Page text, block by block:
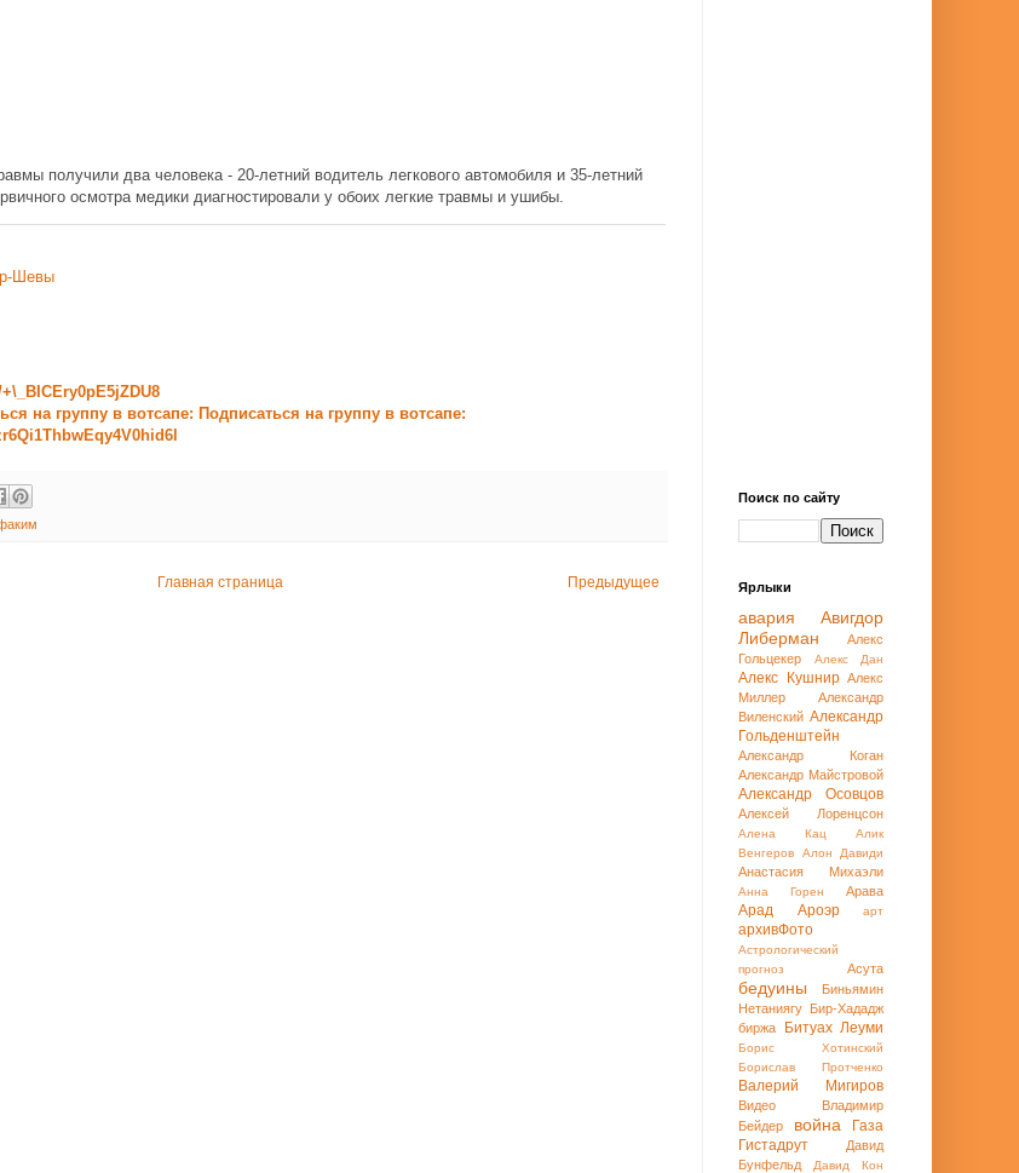
получили два человека - 20-летний водитель легкового автомобиля и 35-летний
осмотра медики диагностировали у обоих легкие травмы и ушибы.
Шевы
на группу в вотсапе: Подписаться на группу в вотсапе:
Предыдущее
Главная страница
Поиск по сайту
Ярлыки
авария
Авигдор
Либерман
Алекс
Гольцекер
Алекс Дан
Алекс Кушнир Алекс
Миллер
Александр
Виленский Александр
Гольденштейн
Александр Коган
Александр Майстровой
Александр Осовцов
Алексей Лоренцсон
Алена Кац
Алик
Венгеров
Алон Давиди
Анастасия Михаэли
Анна Горен Арава
Арад Ароэр арт
архивФото
Астрологический
прогноз
Асута
бедуины
Биньямин
Нетаниягу Бир-Хададж
биржа
Битуах Леуми
Борис Хотинский
Борислав Протченко
Валерий Мигиров
Видео
Владимир
Бейдер
война
Газа
Гистадрут
Давид
Бунфельд
Давид Кон